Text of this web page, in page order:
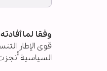
وفقا لما
قوى الإطار
السياسية